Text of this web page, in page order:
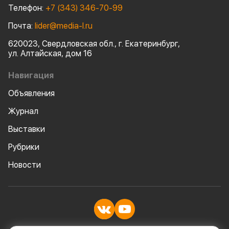
Навигация
Объявления
Журнал
Выставки
Рубрики
Новости
Телефон: +7 (343) 346-70-99
Почта: lider@media-l.ru
620023, Свердловская обл., г. Екатеринбург,
ул. Алтайская, дом 16